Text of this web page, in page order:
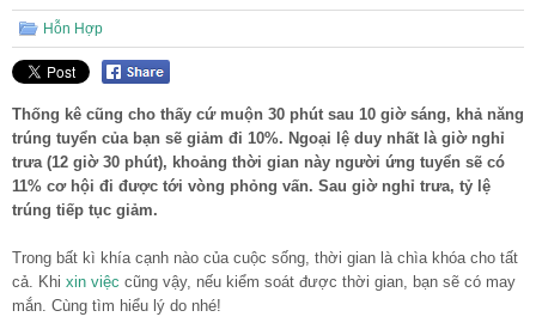
Hỗn Hợp
Thống kê cũng cho thấy cứ muộn 30 phút sau 10 giờ sáng, khả năng
trúng tuyển của bạn sẽ giảm đi 10%. Ngoại lệ duy nhất là giờ nghỉ
trưa (12 giờ 30 phút), khoảng thời gian này người ứng tuyển sẽ có
11% cơ hội đi được tới vòng phỏng vấn. Sau giờ nghỉ trưa, tỷ lệ
trúng tiếp tục giảm.
Trong bất kì khía cạnh nào của cuộc sống, thời gian là chìa khóa cho tất
cả. Khi xin việc cũng vậy, nếu kiểm soát được thời gian, bạn sẽ có may
mắn. Cùng tìm hiểu lý do nhé!